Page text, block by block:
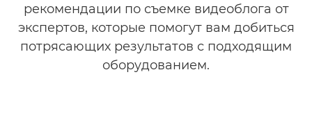
рекомендации по съемке видеоблога от
экспертов, которые помогут вам добиться
потрясающих результатов с подходящим
оборудованием.